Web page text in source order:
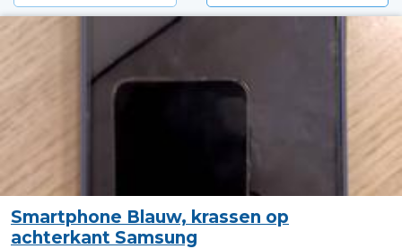
Smartphone Blauw, krassen op
achterkant Samsung